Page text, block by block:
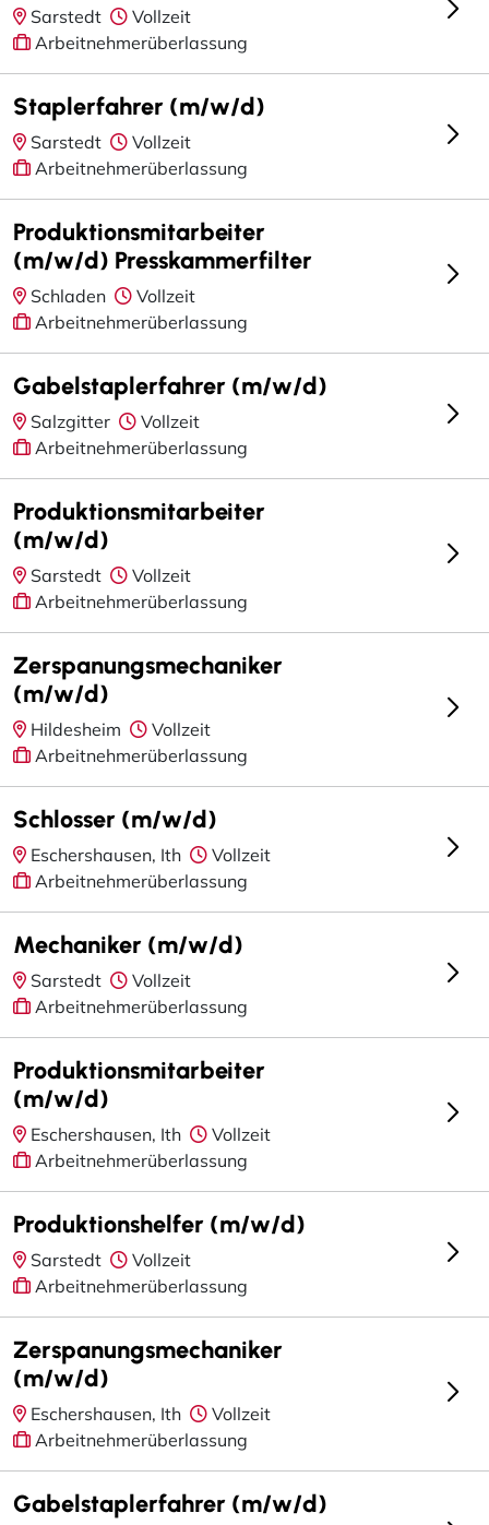
Sarstedt
Vollzeit
Arbeitnehmerüberlassung
Staplerfahrer (m/w/d)
Sarstedt
Vollzeit
Arbeitnehmerüberlassung
Produktionsmitarbeiter
(m/w/d) Presskammerfilter
Schladen
Vollzeit
Arbeitnehmerüberlassung
Gabelstaplerfahrer (m/w/d)
Salzgitter
Vollzeit
Arbeitnehmerüberlassung
Produktionsmitarbeiter
(m/w/d)
Sarstedt
Vollzeit
Arbeitnehmerüberlassung
Zerspanungsmechaniker
(m/w/d)
Hildesheim
Vollzeit
Arbeitnehmerüberlassung
Schlosser (m/w/d)
Eschershausen, Ith
Vollzeit
Arbeitnehmerüberlassung
Mechaniker (m/w/d)
Sarstedt
Vollzeit
Arbeitnehmerüberlassung
Produktionsmitarbeiter
(m/w/d)
Eschershausen, Ith
Vollzeit
Arbeitnehmerüberlassung
Produktionshelfer (m/w/d)
Sarstedt
Vollzeit
Arbeitnehmerüberlassung
Zerspanungsmechaniker
(m/w/d)
Eschershausen, Ith
Vollzeit
Arbeitnehmerüberlassung
Gabelstaplerfahrer (m/w/d)